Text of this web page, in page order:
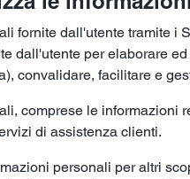
fornite dall'utente tramite
dall'utente per elaborare
convalidare, facilitare e
comprese le informazioni
di assistenza clienti.
personali per altri